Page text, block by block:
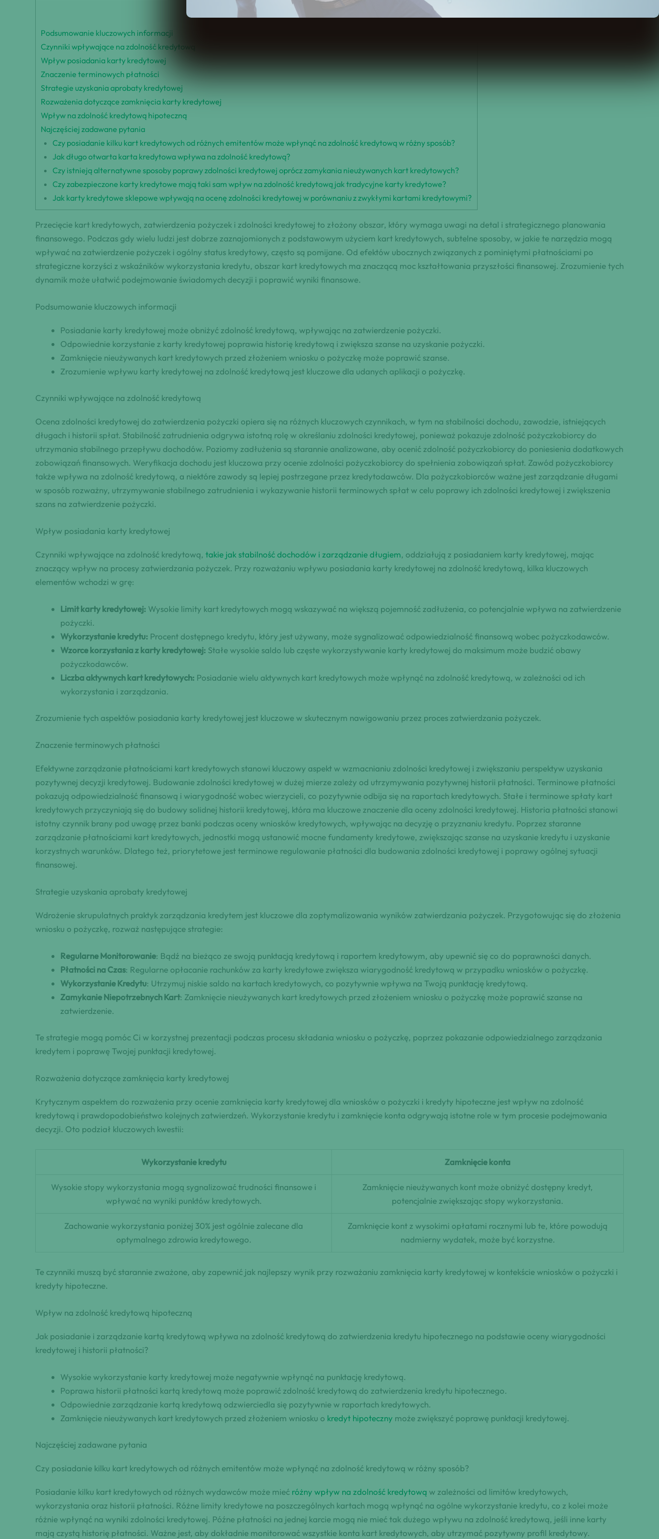
Podsumowanie kluczowych informacji
Czynniki wpływające na zdolność kredytową
Wpływ posiadania karty kredytowej
Znaczenie terminowych płatności
Strategie uzyskania aprobaty kredytowej
Rozważenia dotyczące zamknięcia karty kredytowej
Wpływ na zdolność kredytową hipoteczną
Najczęściej zadawane pytania
Czy posiadanie kilku kart kredytowych od różnych emitentów może wpłynąć na zdolność kredytową w różny sposób?
Jak długo otwarta karta kredytowa wpływa na zdolność kredytową?
Czy istnieją alternatywne sposoby poprawy zdolności kredytowej oprócz zamykania nieużywanych kart kredytowych?
Czy zabezpieczone karty kredytowe mają taki sam wpływ na zdolność kredytową jak tradycyjne karty kredytowe?
Jak karty kredytowe sklepowe wpływają na ocenę zdolności kredytowej w porównaniu z zwykłymi kartami kredytowymi?
Przecięcie kart kredytowych, zatwierdzenia pożyczek i zdolności kredytowej to złożony obszar, który wymaga uwagi na detal i strategicznego planowania
finansowego. Podczas gdy wielu ludzi jest dobrze zaznajomionych z podstawowym użyciem kart kredytowych, subtelne sposoby, w jakie te narzędzia mogą
wpływać na zatwierdzenie pożyczek i ogólny status kredytowy, często są pomijane. Od efektów ubocznych związanych z pominiętymi płatnościami po
strategiczne korzyści z wskaźników wykorzystania kredytu, obszar kart kredytowych ma znaczącą moc kształtowania przyszłości finansowej. Zrozumienie tych
dynamik może ułatwić podejmowanie świadomych decyzji i poprawić wyniki finansowe.
Podsumowanie kluczowych informacji
Posiadanie karty kredytowej może obniżyć zdolność kredytową, wpływając na zatwierdzenie pożyczki.
Odpowiednie korzystanie z karty kredytowej poprawia historię kredytową i zwiększa szanse na uzyskanie pożyczki.
Zamknięcie nieużywanych kart kredytowych przed złożeniem wniosku o pożyczkę może poprawić szanse.
Zrozumienie wpływu karty kredytowej na zdolność kredytową jest kluczowe dla udanych aplikacji o pożyczkę.
Czynniki wpływające na zdolność kredytową
Ocena zdolności kredytowej do zatwierdzenia pożyczki opiera się na różnych kluczowych czynnikach, w tym na stabilności dochodu, zawodzie, istniejących
długach i historii spłat. Stabilność zatrudnienia odgrywa istotną rolę w określaniu zdolności kredytowej, ponieważ pokazuje zdolność pożyczkobiorcy do
utrzymania stabilnego przepływu dochodów. Poziomy zadłużenia są starannie analizowane, aby ocenić zdolność pożyczkobiorcy do poniesienia dodatkowych
zobowiązań finansowych. Weryfikacja dochodu jest kluczowa przy ocenie zdolności pożyczkobiorcy do spełnienia zobowiązań spłat. Zawód pożyczkobiorcy
także wpływa na zdolność kredytową, a niektóre zawody są lepiej postrzegane przez kredytodawców. Dla pożyczkobiorców ważne jest zarządzanie długami
w sposób rozważny, utrzymywanie stabilnego zatrudnienia i wykazywanie historii terminowych spłat w celu poprawy ich zdolności kredytowej i zwiększenia
szans na zatwierdzenie pożyczki.
Wpływ posiadania karty kredytowej
Czynniki wpływające na zdolność kredytową, takie jak stabilność dochodów i zarządzanie długiem, oddziałują z posiadaniem karty kredytowej, mając
znaczący wpływ na procesy zatwierdzania pożyczek. Przy rozważaniu wpływu posiadania karty kredytowej na zdolność kredytową, kilka kluczowych
elementów wchodzi w grę:
Limit karty kredytowej: Wysokie limity kart kredytowych mogą wskazywać na większą pojemność zadłużenia, co potencjalnie wpływa na zatwierdzenie
pożyczki.
Wykorzystanie kredytu: Procent dostępnego kredytu, który jest używany, może sygnalizować odpowiedzialność finansową wobec pożyczkodawców.
Wzorce korzystania z karty kredytowej: Stałe wysokie saldo lub częste wykorzystywanie karty kredytowej do maksimum może budzić obawy
pożyczkodawców.
Liczba aktywnych kart kredytowych: Posiadanie wielu aktywnych kart kredytowych może wpłynąć na zdolność kredytową, w zależności od ich
wykorzystania i zarządzania.
Zrozumienie tych aspektów posiadania karty kredytowej jest kluczowe w skutecznym nawigowaniu przez proces zatwierdzania pożyczek.
Znaczenie terminowych płatności
Efektywne zarządzanie płatnościami kart kredytowych stanowi kluczowy aspekt w wzmacnianiu zdolności kredytowej i zwiększaniu perspektyw uzyskania
pozytywnej decyzji kredytowej. Budowanie zdolności kredytowej w dużej mierze zależy od utrzymywania pozytywnej historii płatności. Terminowe płatności
pokazują odpowiedzialność finansową i wiarygodność wobec wierzycieli, co pozytywnie odbija się na raportach kredytowych. Stałe i terminowe spłaty kart
kredytowych przyczyniają się do budowy solidnej historii kredytowej, która ma kluczowe znaczenie dla oceny zdolności kredytowej. Historia płatności stanowi
istotny czynnik brany pod uwagę przez banki podczas oceny wniosków kredytowych, wpływając na decyzję o przyznaniu kredytu. Poprzez staranne
zarządzanie płatnościami kart kredytowych, jednostki mogą ustanowić mocne fundamenty kredytowe, zwiększając szanse na uzyskanie kredytu i uzyskanie
korzystnych warunków. Dlatego też, priorytetowe jest terminowe regulowanie płatności dla budowania zdolności kredytowej i poprawy ogólnej sytuacji
finansowej.
Strategie uzyskania aprobaty kredytowej
Wdrożenie skrupulatnych praktyk zarządzania kredytem jest kluczowe dla zoptymalizowania wyników zatwierdzania pożyczek. Przygotowując się do złożenia
wniosku o pożyczkę, rozważ następujące strategie:
Regularne Monitorowanie: Bądź na bieżąco ze swoją punktacją kredytową i raportem kredytowym, aby upewnić się co do poprawności danych.
Płatności na Czas: Regularne opłacanie rachunków za karty kredytowe zwiększa wiarygodność kredytową w przypadku wniosków o pożyczkę.
Wykorzystanie Kredytu: Utrzymuj niskie saldo na kartach kredytowych, co pozytywnie wpływa na Twoją punktację kredytową.
Zamykanie Niepotrzebnych Kart: Zamknięcie nieużywanych kart kredytowych przed złożeniem wniosku o pożyczkę może poprawić szanse na
zatwierdzenie.
Te strategie mogą pomóc Ci w korzystnej prezentacji podczas procesu składania wniosku o pożyczkę, poprzez pokazanie odpowiedzialnego zarządzania
kredytem i poprawę Twojej punktacji kredytowej.
Rozważenia dotyczące zamknięcia karty kredytowej
Krytycznym aspektem do rozważenia przy ocenie zamknięcia karty kredytowej dla wniosków o pożyczki i kredyty hipoteczne jest wpływ na zdolność
kredytową i prawdopodobieństwo kolejnych zatwierdzeń. Wykorzystanie kredytu i zamknięcie konta odgrywają istotne role w tym procesie podejmowania
decyzji. Oto podział kluczowych kwestii:
Wykorzystanie kredytu Zamknięcie konta
Wysokie stopy wykorzystania mogą sygnalizować trudności finansowe i
wpływać na wyniki punktów kredytowych.
Zamknięcie nieużywanych kont może obniżyć dostępny kredyt,
potencjalnie zwiększając stopy wykorzystania.
Zachowanie wykorzystania poniżej 30% jest ogólnie zalecane dla
optymalnego zdrowia kredytowego.
Zamknięcie kont z wysokimi opłatami rocznymi lub te, które powodują
nadmierny wydatek, może być korzystne.
Te czynniki muszą być starannie zważone, aby zapewnić jak najlepszy wynik przy rozważaniu zamknięcia karty kredytowej w kontekście wniosków o pożyczki i
kredyty hipoteczne.
Wpływ na zdolność kredytową hipoteczną
Jak posiadanie i zarządzanie kartą kredytową wpływa na zdolność kredytową do zatwierdzenia kredytu hipotecznego na podstawie oceny wiarygodności
kredytowej i historii płatności?
Wysokie wykorzystanie karty kredytowej może negatywnie wpłynąć na punktację kredytową.
Poprawa historii płatności kartą kredytową może poprawić zdolność kredytową do zatwierdzenia kredytu hipotecznego.
Odpowiednie zarządzanie kartą kredytową odzwierciedla się pozytywnie w raportach kredytowych.
Zamknięcie nieużywanych kart kredytowych przed złożeniem wniosku o kredyt hipoteczny może zwiększyć poprawę punktacji kredytowej.
Najczęściej zadawane pytania
Czy posiadanie kilku kart kredytowych od różnych emitentów może wpłynąć na zdolność kredytową w różny sposób?
Posiadanie kilku kart kredytowych od różnych wydawców może mieć różny wpływ na zdolność kredytową w zależności od limitów kredytowych,
wykorzystania oraz historii płatności. Różne limity kredytowe na poszczególnych kartach mogą wpłynąć na ogólne wykorzystanie kredytu, co z kolei może
różnie wpłynąć na wyniki zdolności kredytowej. Późne płatności na jednej karcie mogą nie mieć tak dużego wpływu na zdolność kredytową, jeśli inne karty
mają czystą historię płatności. Ważne jest, aby dokładnie monitorować wszystkie konta kart kredytowych, aby utrzymać pozytywny profil kredytowy.